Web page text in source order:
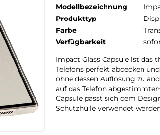
Modellbezeichnung
Produkttyp
Farbe
Verfügbarkeit
Impact Glass Capsule ist das
Telefons perfekt abdecken
ohne dessen Auflösung zu
auf das Telefon
Capsule passt sich dem
Schutzhülle verwendet